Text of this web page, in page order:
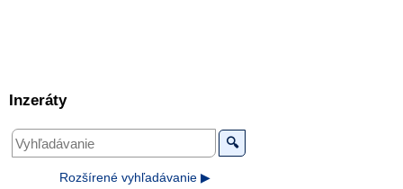
Inzeráty
🔍
Rozšírené vyhľadávanie ▶